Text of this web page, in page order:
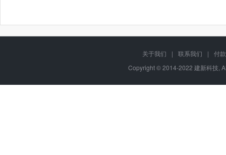
关于我们 | 联系我们 |
付
Copyright © 2014-2022 建新科技,